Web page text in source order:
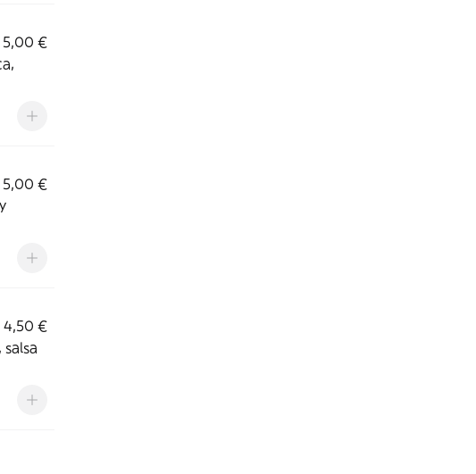
5,00 €
5,00 €
4,50 €